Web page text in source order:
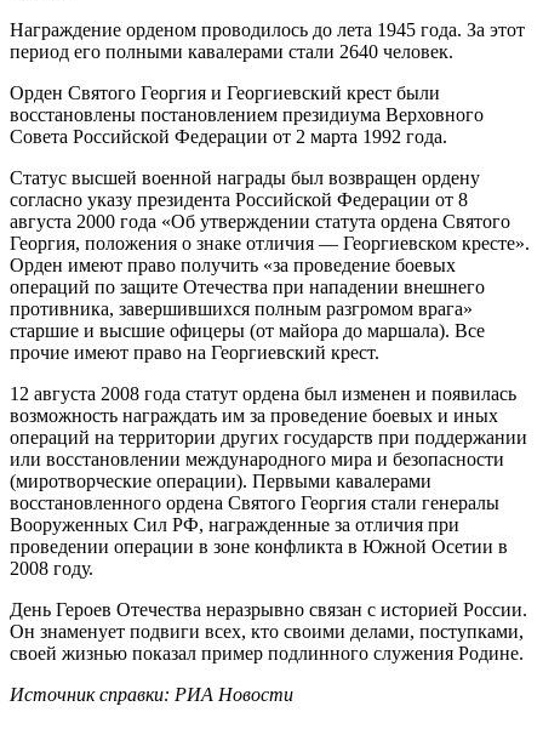
Награждение орденом проводилось до лета 1945 года. За этот
период его полными кавалерами стали 2640 человек.
Орден Святого Георгия и Георгиевский крест были
восстановлены постановлением президиума Верховного
Совета Российской Федерации от 2 марта 1992 года.
Статус высшей военной награды был возвращен ордену
согласно указу президента Российской Федерации от 8
августа 2000 года «Об утверждении статута ордена Святого
Георгия, положения о знаке отличия — Георгиевском кресте».
Орден имеют право получить «за проведение боевых
операций по защите Отечества при нападении внешнего
противника, завершившихся полным разгромом врага»
старшие и высшие офицеры (от майора до маршала). Все
прочие имеют право на Георгиевский крест.
12 августа 2008 года статут ордена был изменен и появилась
возможность награждать им за проведение боевых и иных
операций на территории других государств при поддержании
или восстановлении международного мира и безопасности
(миротворческие операции). Первыми кавалерами
восстановленного ордена Святого Георгия стали генералы
Вооруженных Сил РФ, награжденные за отличия при
проведении операции в зоне конфликта в Южной Осетии в
2008 году.
День Героев Отечества неразрывно связан с историей России.
Он знаменует подвиги всех, кто своими делами, поступками,
своей жизнью показал пример подлинного служения Родине.
Источник справки: РИА Новости